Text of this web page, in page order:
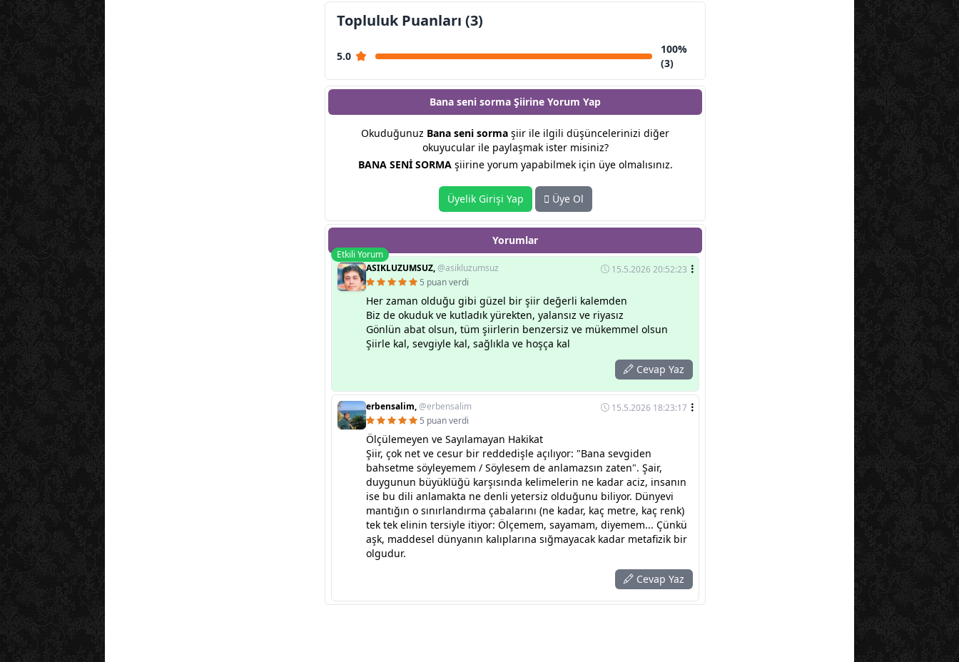
Topluluk Puanları (3)
5.0
100%
(3)
Bana seni sorma Şiirine Yorum Yap
Okuduğunuz Bana seni sorma şiir ile ilgili düşüncelerinizi diğer
okuyucular ile paylaşmak ister misiniz?
BANA SENİ SORMAşiirine yorum yapabilmek için üye olmalısınız.
Üyelik Girişi Yap Üye Ol
Yorumlar
Etkili Yorum
ASIKLUZUMSUZ,@asikluzumsuz
15.5.2026 20:52:23
5 puan verdi
Her zaman olduğu gibi güzel bir şiir değerli kalemden
Biz de okuduk ve kutladık yürekten, yalansız ve riyasız
Gönlün abat olsun, tüm şiirlerin benzersiz ve mükemmel olsun
Şiirle kal, sevgiyle kal, sağlıkla ve hoşça kal
Cevap Yaz
erbensalim,@erbensalim
15.5.2026 18:23:17
5 puan verdi
Ölçülemeyen ve Sayılamayan Hakikat
Şiir, çok net ve cesur bir reddedişle açılıyor: "Bana sevgiden
bahsetme söyleyemem / Söylesem de anlamazsın zaten". Şair,
duygunun büyüklüğü karşısında kelimelerin ne kadar aciz, insanın
ise bu dili anlamakta ne denli yetersiz olduğunu biliyor. Dünyevi
mantığın o sınırlandırma çabalarını (ne kadar, kaç metre, kaç renk)
tek tek elinin tersiyle itiyor: Ölçemem, sayamam, diyemem... Çünkü
aşk, maddesel dünyanın kalıplarına sığmayacak kadar metafizik bir
olgudur.
Cevap Yaz